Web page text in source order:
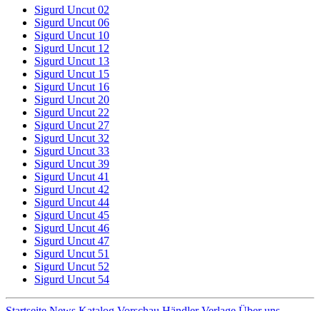
Sigurd Uncut 02
Sigurd Uncut 06
Sigurd Uncut 10
Sigurd Uncut 12
Sigurd Uncut 13
Sigurd Uncut 15
Sigurd Uncut 16
Sigurd Uncut 20
Sigurd Uncut 22
Sigurd Uncut 27
Sigurd Uncut 32
Sigurd Uncut 33
Sigurd Uncut 39
Sigurd Uncut 41
Sigurd Uncut 42
Sigurd Uncut 44
Sigurd Uncut 45
Sigurd Uncut 46
Sigurd Uncut 47
Sigurd Uncut 51
Sigurd Uncut 52
Sigurd Uncut 54